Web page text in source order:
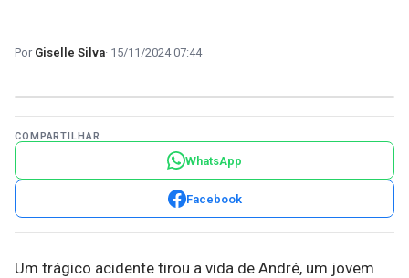
Giselle Silva 15/11/2024 07:44
COMPARTILHAR
WhatsApp
Facebook
Um trágico acidente tirou a vida de André, um jovem